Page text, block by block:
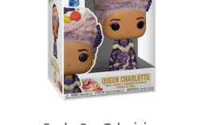
C/ INGENIERO JUAN DE LA CIERVA 1 Polígono
14013, Córdoba
957299329
Localizar Tienda